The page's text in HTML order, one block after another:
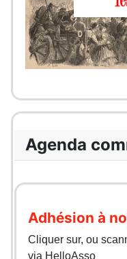
Agenda
Adhésion à
Cliquer sur, ou
via HelloAsso